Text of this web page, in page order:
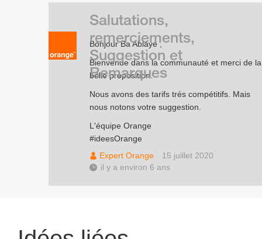
Bonjour Ba Ablaye ,
Bienvenue dans la communauté et merci de la
belle proposition.
Nous avons des tarifs trés compétitifs. Mais
nous notons votre suggestion.
L'équipe Orange
#ideesOrange
Expert Orange
15 juillet 2020
il y a environ 6 ans
Salutations,
remerciements,
Suggestion et
Remarques